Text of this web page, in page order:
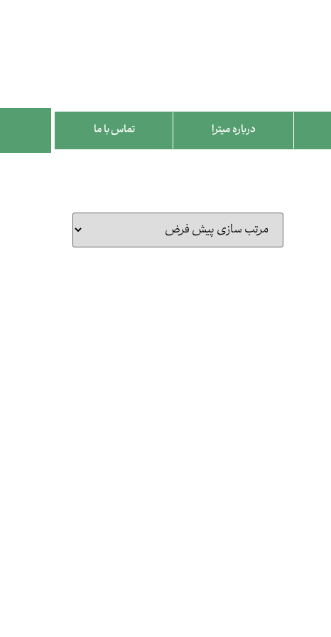
درباره میترا تماس با ما